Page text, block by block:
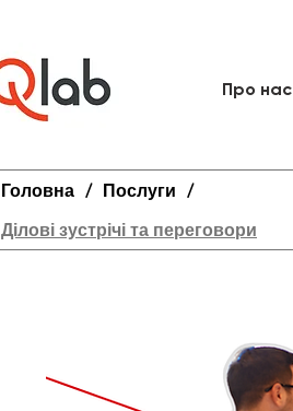
Про нас
Головна / Послуги /
Ділові зустрічі та переговори